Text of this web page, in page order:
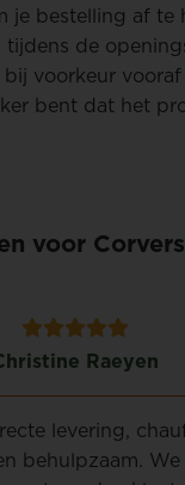
je bestelling af te
tijdens de
voorkeur vooraf
bent dat het
voor
Raeyen
levering,
behulpzaam. We